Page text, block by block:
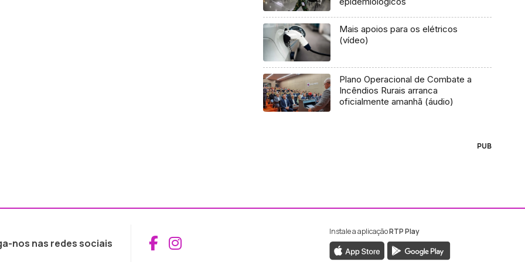
Mais apoios para os elétricos
(vídeo)
Plano Operacional de Combate a
Incêndios Rurais arranca
oficialmente amanhã (áudio)
PUB
nos nas redes sociais Aceder ao Facebook da RTP Madeira
Aceder ao Instagram da RTP Madeira
Instale a aplicaçãoRTP Play